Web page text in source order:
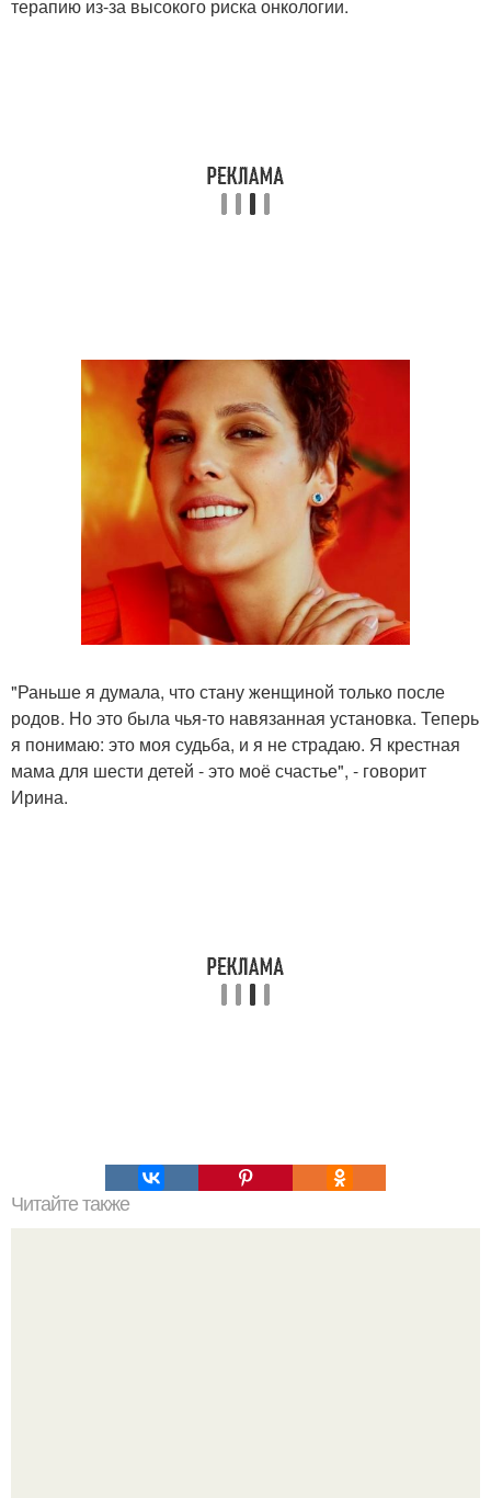
терапию из-за высокого риска онкологии.
"Раньше я думала, что стану женщиной только после
родов. Но это была чья-то навязанная установка. Теперь
я понимаю: это моя судьба, и я не страдаю. Я крестная
мама для шести детей - это моё счастье", - говорит
Ирина.
Читайте также